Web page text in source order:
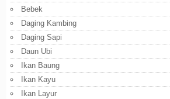
Bebek
Daging Kambing
Daging Sapi
Daun Ubi
Ikan Baung
Ikan Kayu
Ikan Layur